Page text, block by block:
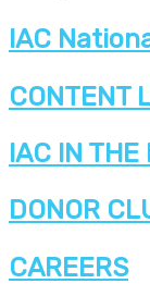
IAC
CONTENT
IAC IN THE
DONOR
CAREERS